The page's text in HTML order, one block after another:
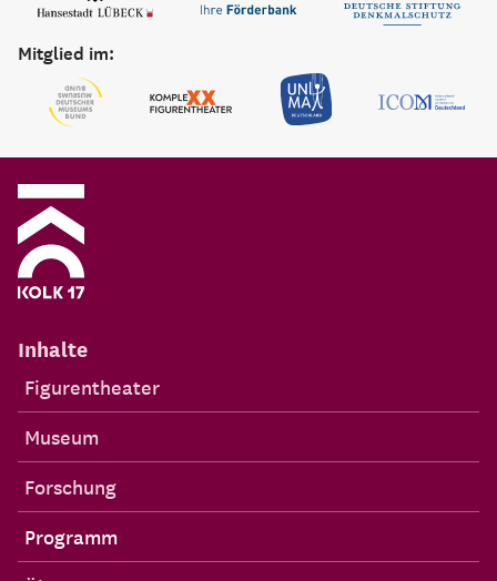
Mitglied im:
Inhalte
Figurentheater
Museum
Forschung
Programm